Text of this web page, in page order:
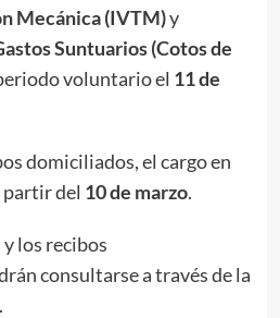
Mecánica (IVTM)y
Suntuarios (Cotos de
voluntario el 11 de
domiciliados, el cargo en
partir del 10 de marzo.
los recibos
consultarse a través de la